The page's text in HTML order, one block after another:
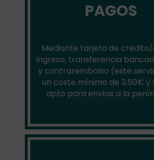
PAGOS
Mediante tarjeta de
ingreso, transferencia
y contrarembolso (este
un coste mínimo de 3,50€ y
apto para envíos a la